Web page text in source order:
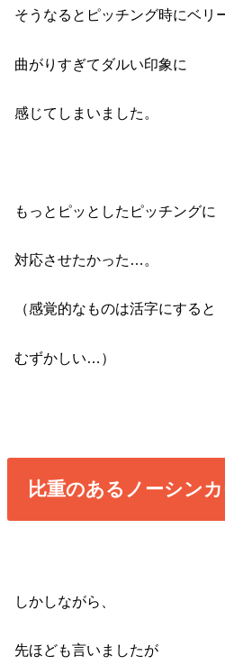
そうなるとピッチング時にベリ
曲がりすぎてダルい印象に
感じてしまいました。
もっとピッとしたピッチングに
対応させたかった…。
（感覚的なものは活字にすると
むずかしい…）
比重のあるノーシン
しかしながら、
先ほども言いましたが